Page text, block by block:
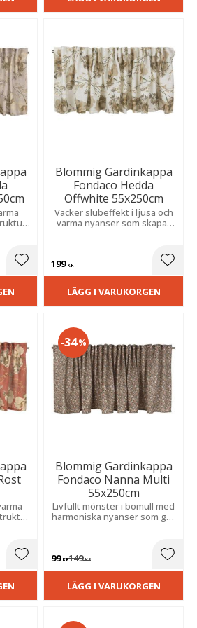
Lägg till i favoriter
Blommig Gardinkappa
Fondaco Hedda
Offwhite 55x250cm
Vacker slubeffekt i ljusa och
varma nyanser som skapar
ombonad atmosfär i rummet.
199KR
LÄGG I VARUKORGEN
Lägg till i favoriter
Blommig Gardinkappa
Fondaco Nanna Multi
55x250cm
Livfullt mönster i bomull med
harmoniska nyanser som ger
mjuk, ombonad känsla.
99KR149KR
34%
LÄGG I VARUKORGEN